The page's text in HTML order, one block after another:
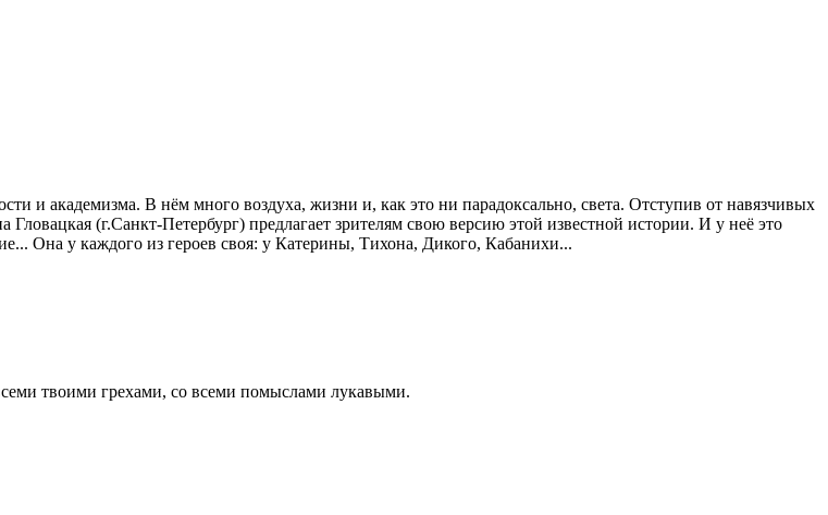
и академизма. В нём много воздуха, жизни и, как это ни парадоксально, света. Отступив от навязчивых
(г.Санкт-Петербург) предлагает зрителям свою версию этой известной истории. И у неё это
у каждого из героев своя: у Катерины, Тихона, Дикого, Кабанихи...
твоими грехами, со всеми помыслами лукавыми.